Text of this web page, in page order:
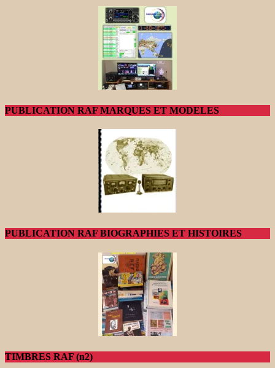
PUBLICATION RAF MARQUES ET MODELES
PUBLICATION RAF BIOGRAPHIES ET HISTOIRES
TIMBRES RAF (n2)